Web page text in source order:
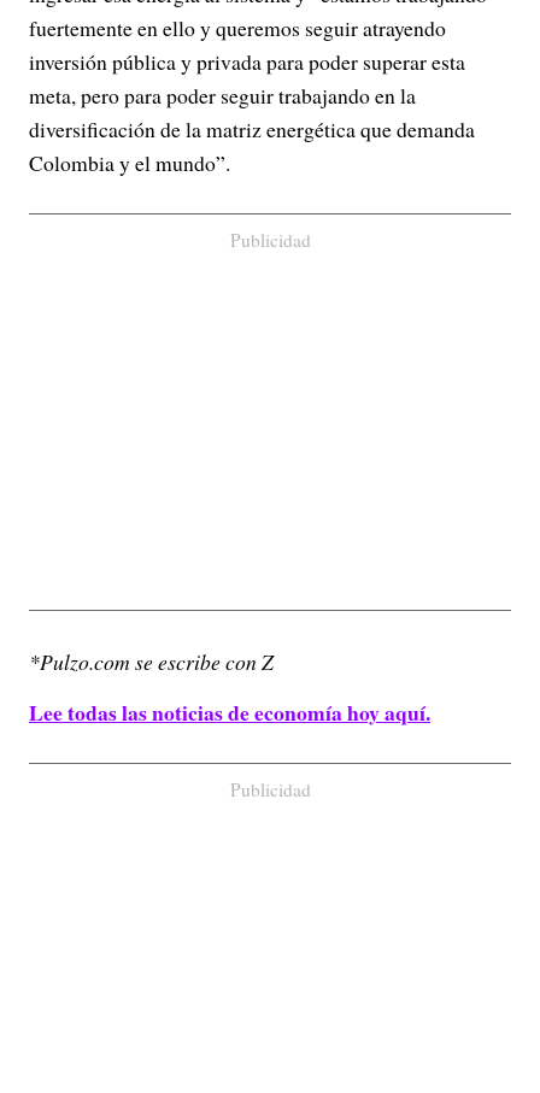
fuertemente en ello y queremos seguir atrayendo
inversión pública y privada para poder superar esta
meta, pero para poder seguir trabajando en la
diversificación de la matriz energética que demanda
Colombia y el mundo”.
Publicidad
*Pulzo.com se escribe con Z
Lee todas las noticias de economía hoy aquí.
Publicidad